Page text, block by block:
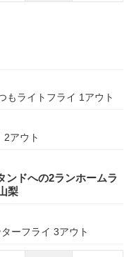
もライトフライ 1アウト
2アウト
ンドへの2ランホームラ
梨
ーフライ 3アウト